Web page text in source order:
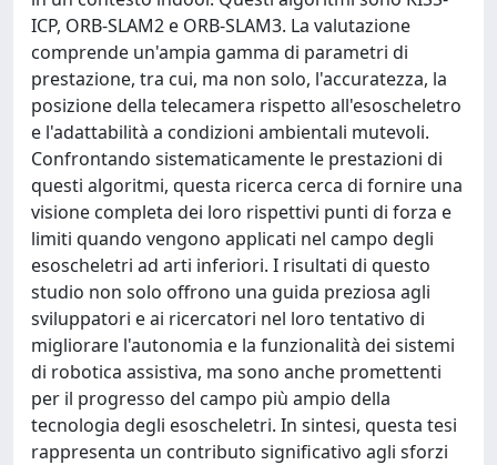
ICP, ORB-SLAM2 e ORB-SLAM3. La valutazione
comprende un'ampia gamma di parametri di
prestazione, tra cui, ma non solo, l'accuratezza, la
posizione della telecamera rispetto all'esoscheletro
e l'adattabilità a condizioni ambientali mutevoli.
Confrontando sistematicamente le prestazioni di
questi algoritmi, questa ricerca cerca di fornire una
visione completa dei loro rispettivi punti di forza e
limiti quando vengono applicati nel campo degli
esoscheletri ad arti inferiori. I risultati di questo
studio non solo offrono una guida preziosa agli
sviluppatori e ai ricercatori nel loro tentativo di
migliorare l'autonomia e la funzionalità dei sistemi
di robotica assistiva, ma sono anche promettenti
per il progresso del campo più ampio della
tecnologia degli esoscheletri. In sintesi, questa tesi
rappresenta un contributo significativo agli sforzi